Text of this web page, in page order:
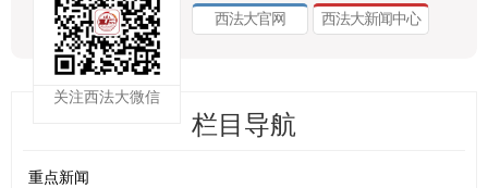
关注西法大微信
西法大官网 西法大新闻中心
栏目导航
重点新闻